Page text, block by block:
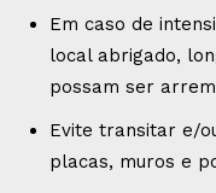
Em caso de
local abrigado,
possam ser
Evite transitar e/
placas, muros e